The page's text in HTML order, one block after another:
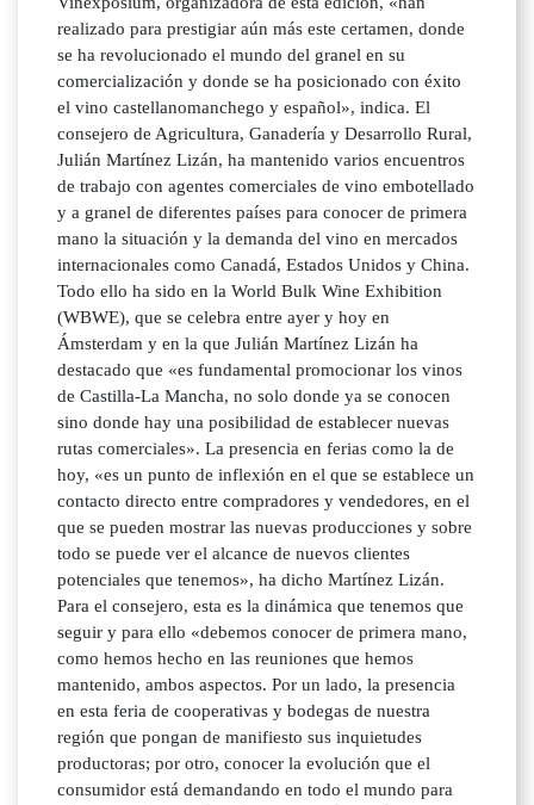
realizado para prestigiar aún más este certamen, donde
se ha revolucionado el mundo del granel en su
comercialización y donde se ha posicionado con éxito
el vino castellanomanchego y español», indica. El
consejero de Agricultura, Ganadería y Desarrollo Rural,
Julián Martínez Lizán, ha mantenido varios encuentros
de trabajo con agentes comerciales de vino embotellado
y a granel de diferentes países para conocer de primera
mano la situación y la demanda del vino en mercados
internacionales como Canadá, Estados Unidos y China.
Todo ello ha sido en la World Bulk Wine Exhibition
(WBWE), que se celebra entre ayer y hoy en
Ámsterdam y en la que Julián Martínez Lizán ha
destacado que «es fundamental promocionar los vinos
de Castilla-La Mancha, no solo donde ya se conocen
sino donde hay una posibilidad de establecer nuevas
rutas comerciales». La presencia en ferias como la de
hoy, «es un punto de inflexión en el que se establece un
contacto directo entre compradores y vendedores, en el
que se pueden mostrar las nuevas producciones y sobre
todo se puede ver el alcance de nuevos clientes
potenciales que tenemos», ha dicho Martínez Lizán.
Para el consejero, esta es la dinámica que tenemos que
seguir y para ello «debemos conocer de primera mano,
como hemos hecho en las reuniones que hemos
mantenido, ambos aspectos. Por un lado, la presencia
en esta feria de cooperativas y bodegas de nuestra
región que pongan de manifiesto sus inquietudes
productoras; por otro, conocer la evolución que el
consumidor está demandando en todo el mundo para